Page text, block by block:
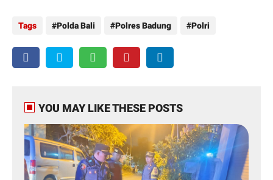
Tags Polda Bali Polres Badung Polri
YOU MAY LIKE THESE POSTS